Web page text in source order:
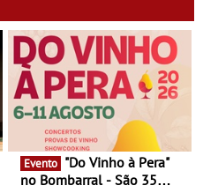
Evento
no Bombarral - São 35